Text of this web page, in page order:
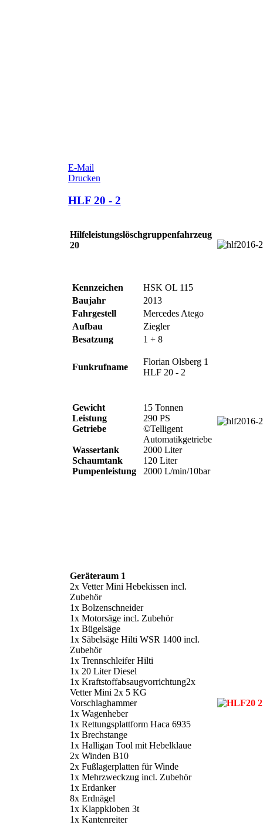
E-Mail
Drucken
HLF 20 - 2
Hilfeleistungslöschgruppenfahrzeug
20
Kennzeichen
HSK OL 115
Baujahr
2013
Fahrgestell
Mercedes Atego
Aufbau
Ziegler
Besatzung
1 + 8
Funkrufname
Florian Olsberg 1
HLF 20 - 2
Gewicht
Leistung
Getriebe
Wassertank
Schaumtank
Pumpenleistung
15 Tonnen
290 PS
©Telligent
Automatikgetriebe
2000 Liter
120 Liter
2000 L/min/10bar
Geräteraum 1
2x Vetter Mini Hebekissen incl.
Zubehör
1x Bolzenschneider
1x Motorsäge incl. Zubehör
1x Bügelsäge
1x Säbelsäge Hilti WSR 1400 incl.
Zubehör
1x Trennschleifer Hilti
1x 20 Liter Diesel
1x Kraftstoffabsaugvorrichtung2x
Vetter Mini 2x 5 KG
Vorschlaghammer
1x Wagenheber
1x Rettungsplattform Haca 6935
1x Brechstange
1x Halligan Tool mit Hebelklaue
2x Winden B10
2x Fußlagerplatten für Winde
1x Mehrzweckzug incl. Zubehör
1x Erdanker
8x Erdnägel
1x Klappkloben 3t
1x Kantenreiter